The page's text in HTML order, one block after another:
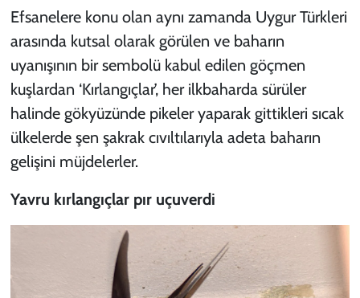
Efsanelere konu olan aynı zamanda Uygur Türkleri
arasında kutsal olarak görülen ve baharın
uyanışının bir sembolü kabul edilen göçmen
kuşlardan ‘Kırlangıçlar’, her ilkbaharda sürüler
halinde gökyüzünde pikeler yaparak gittikleri sıcak
ülkelerde şen şakrak cıvıltılarıyla adeta baharın
gelişini müjdelerler.
Yavru kırlangıçlar pır uçuverdi